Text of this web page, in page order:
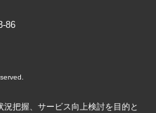
86
把握、サービス向上検討を目的と